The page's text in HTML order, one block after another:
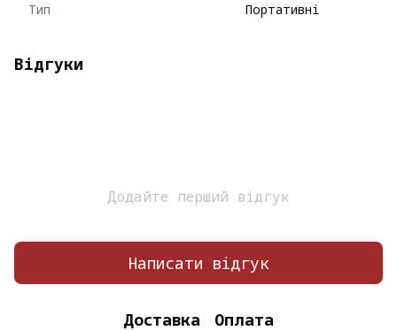
Тип
Портативні
Відгуки
Додайте перший відгук
Написати відгук
Доставка Оплата